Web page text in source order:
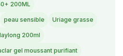
200ML
peau sensible Uriage grasse
200ml
gel moussant purifiant